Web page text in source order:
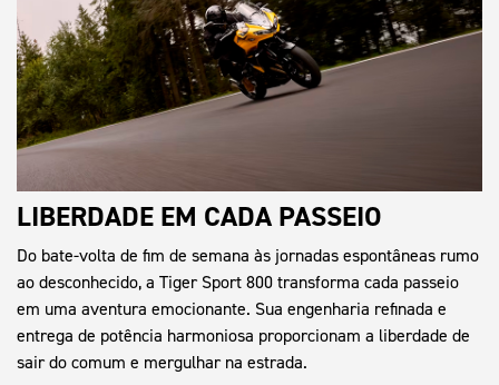
LIBERDADE EM CADA PASSEIO
Do bate-volta de fim de semana às jornadas espontâneas rumo
ao desconhecido, a Tiger Sport 800 transforma cada passeio
em uma aventura emocionante. Sua engenharia refinada e
entrega de potência harmoniosa proporcionam a liberdade de
sair do comum e mergulhar na estrada.